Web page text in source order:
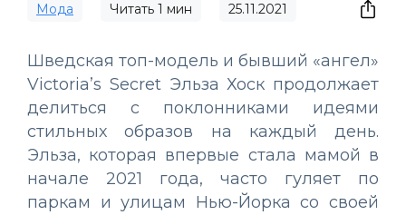
Мода Читать 1 мин 25.11.2021
Шведская топ-модель и бывший «ангел»
Victoria’s Secret Эльза Хоск продолжает
делиться с поклонниками идеями
стильных образов на каждый день.
Эльза, которая впервые стала мамой в
начале 2021 года, часто гуляет по
паркам и улицам Нью-Йорка со своей